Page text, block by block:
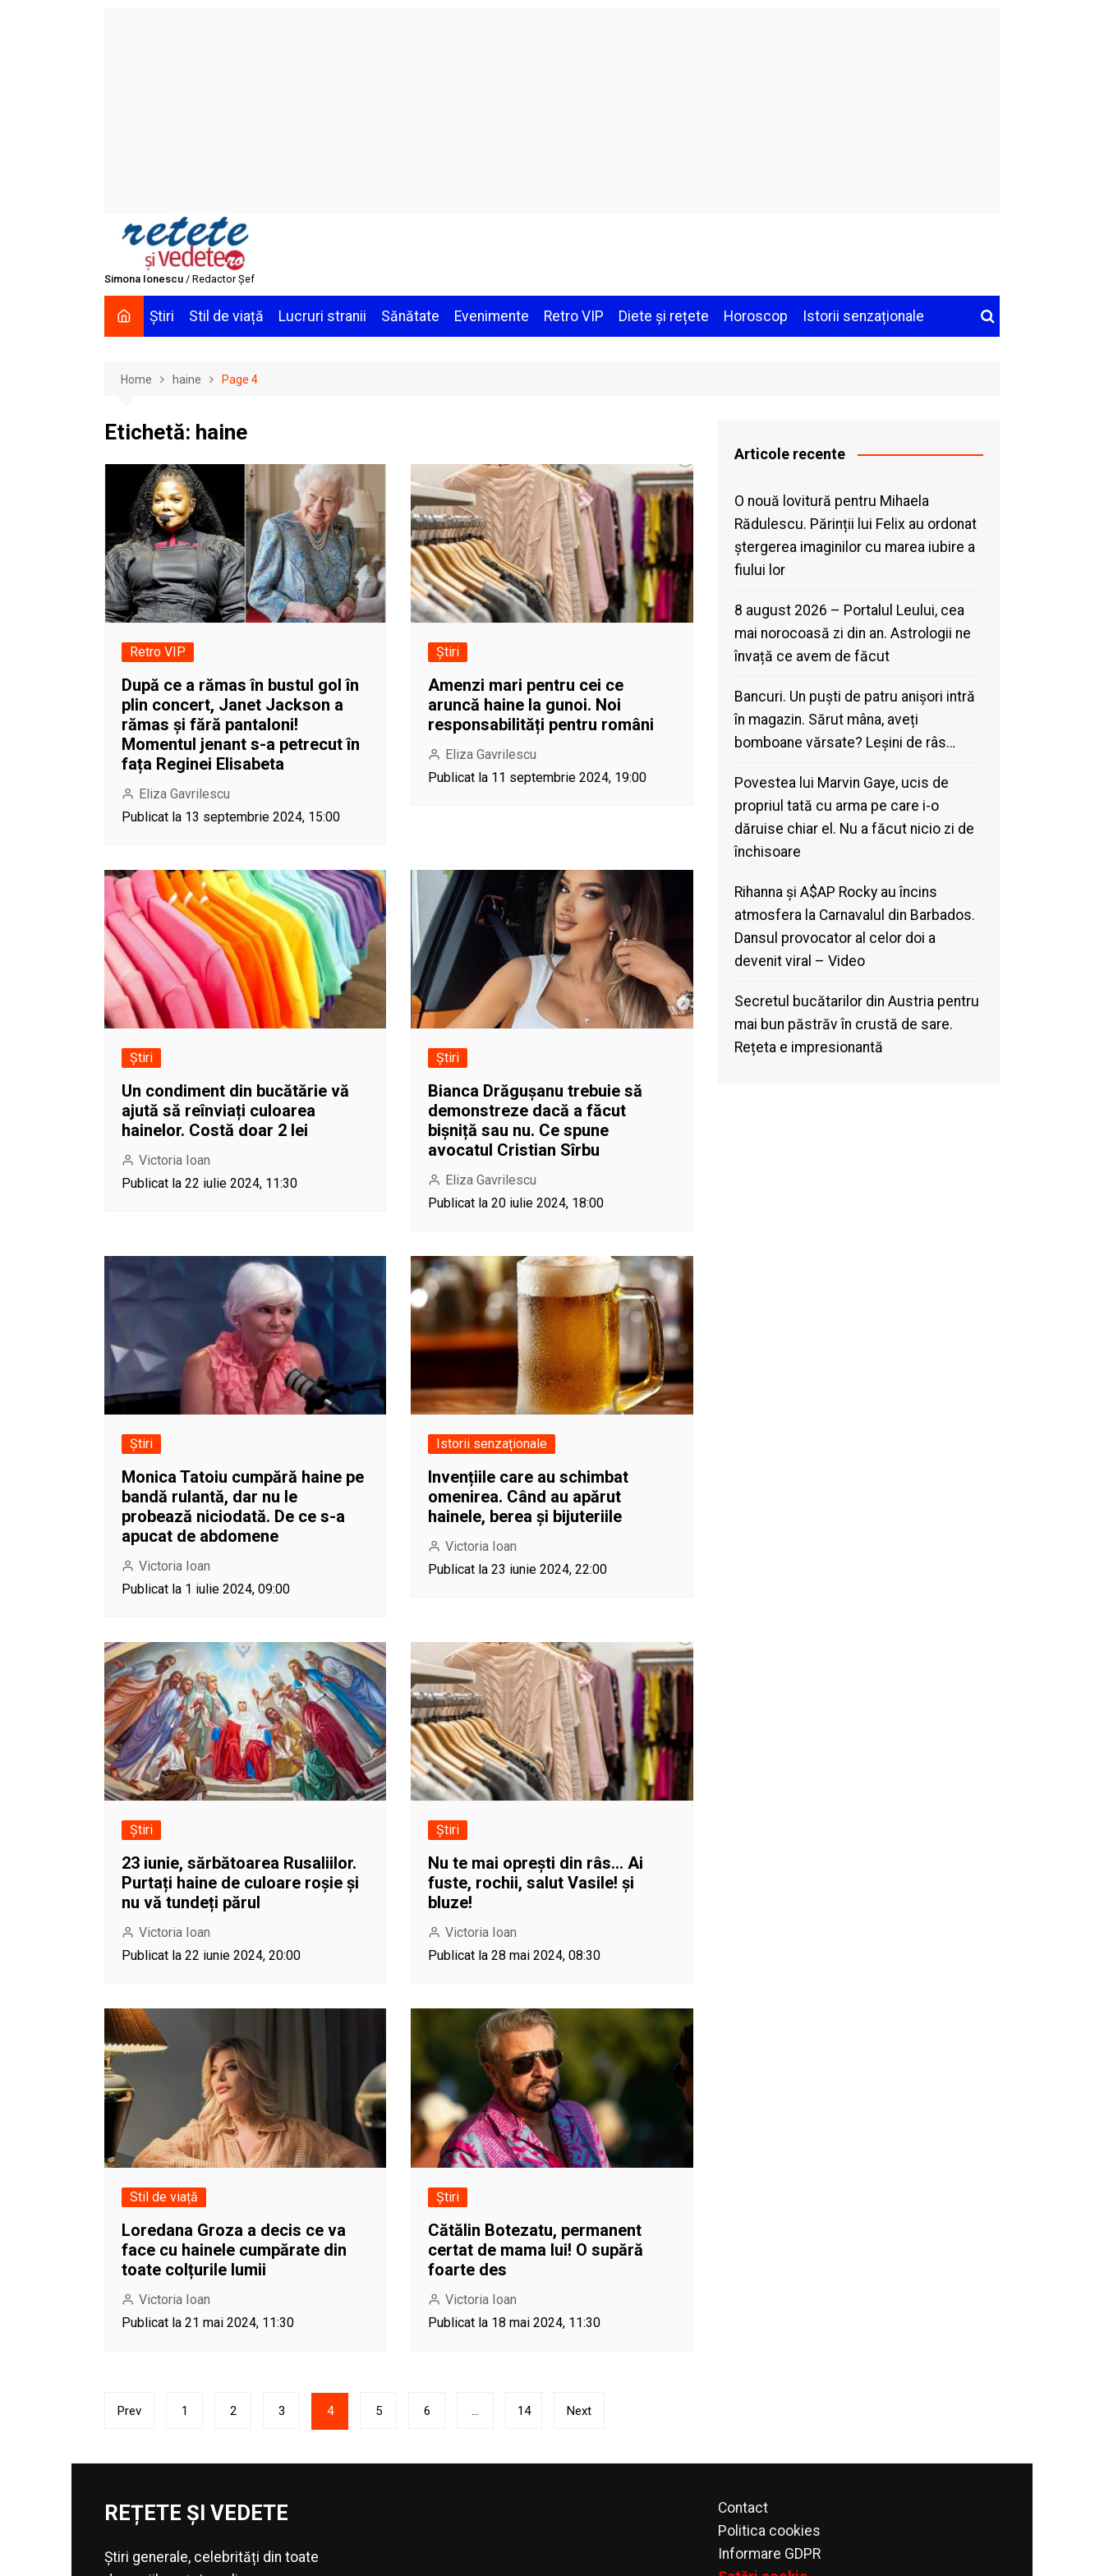
Simona Ionescu / Redactor Șef
Știri Stil de viață Lucruri stranii Sănătate Evenimente Retro VIP Diete și rețete Horoscop Istorii senzaționale
Home haine Page 4
Etichetă: haine
Retro VIP
După ce a rămas în bustul gol în
plin concert, Janet Jackson a
rămas și fără pantaloni!
Momentul jenant s-a petrecut în
fața Reginei Elisabeta
Eliza Gavrilescu
Publicat la 13 septembrie 2024, 15:00
Știri
Amenzi mari pentru cei ce
aruncă haine la gunoi. Noi
responsabilități pentru români
Eliza Gavrilescu
Publicat la 11 septembrie 2024, 19:00
Știri
Un condiment din bucătărie vă
ajută să reînviați culoarea
hainelor. Costă doar 2 lei
Victoria Ioan
Publicat la 22 iulie 2024, 11:30
Știri
Bianca Drăgușanu trebuie să
demonstreze dacă a făcut
bișniță sau nu. Ce spune
avocatul Cristian Sîrbu
Eliza Gavrilescu
Publicat la 20 iulie 2024, 18:00
Știri
Monica Tatoiu cumpără haine pe
bandă rulantă, dar nu le
probează niciodată. De ce s-a
apucat de abdomene
Victoria Ioan
Publicat la 1 iulie 2024, 09:00
Istorii senzaționale
Invențiile care au schimbat
omenirea. Când au apărut
hainele, berea și bijuteriile
Victoria Ioan
Publicat la 23 iunie 2024, 22:00
Știri
23 iunie, sărbătoarea Rusaliilor.
Purtați haine de culoare roșie și
nu vă tundeți părul
Victoria Ioan
Publicat la 22 iunie 2024, 20:00
Știri
Nu te mai oprești din râs… Ai
fuste, rochii, salut Vasile! și
bluze!
Victoria Ioan
Publicat la 28 mai 2024, 08:30
Stil de viață
Loredana Groza a decis ce va
face cu hainele cumpărate din
toate colțurile lumii
Victoria Ioan
Publicat la 21 mai 2024, 11:30
Știri
Cătălin Botezatu, permanent
certat de mama lui! O supără
foarte des
Victoria Ioan
Publicat la 18 mai 2024, 11:30
Paginație
Prev 1 2 3 4 5 6 14 Next
Articole recente
O nouă lovitură pentru Mihaela
Rădulescu. Părinții lui Felix au ordonat
ștergerea imaginilor cu marea iubire a
fiului lor
8 august 2026 – Portalul Leului, cea
mai norocoasă zi din an. Astrologii ne
învață ce avem de făcut
Bancuri. Un puști de patru anișori intră
în magazin. Sărut mâna, aveți
bomboane vărsate? Leșini de râs…
Povestea lui Marvin Gaye, ucis de
propriul tată cu arma pe care i-o
dăruise chiar el. Nu a făcut nicio zi de
închisoare
Rihanna și A$AP Rocky au încins
atmosfera la Carnavalul din Barbados.
Dansul provocator al celor doi a
devenit viral – Video
Secretul bucătarilor din Austria pentru
mai bun păstrăv în crustă de sare.
Rețeta e impresionantă
REȚETE ȘI VEDETE
Știri generale, celebrități din toate
Contact
Politica cookies
Informare GDPR